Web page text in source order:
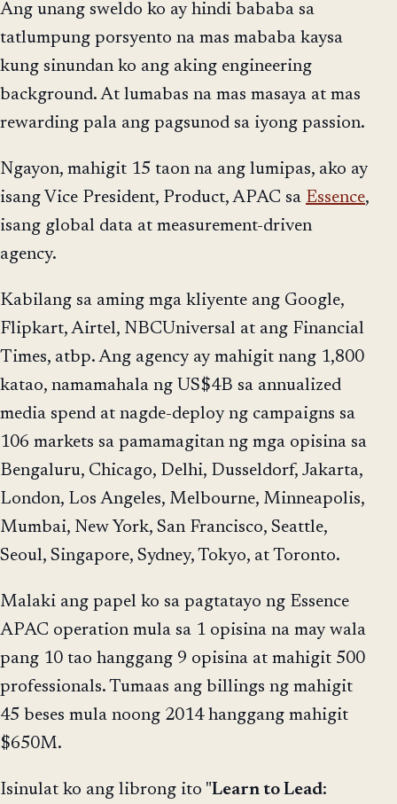
Ang unang sweldo ko ay hindi bababa sa
tatlumpung porsyento na mas mababa kaysa
kung sinundan ko ang aking engineering
background. At lumabas na mas masaya at mas
rewarding pala ang pagsunod sa iyong passion.
Ngayon, mahigit 15 taon na ang lumipas, ako ay
isang Vice President, Product, APAC sa Essence,
isang global data at measurement-driven
agency.
Kabilang sa aming mga kliyente ang Google,
Flipkart, Airtel, NBCUniversal at ang Financial
Times, atbp. Ang agency ay mahigit nang 1,800
katao, namamahala ng US$4B sa annualized
media spend at nagde-deploy ng campaigns sa
106 markets sa pamamagitan ng mga opisina sa
Bengaluru, Chicago, Delhi, Dusseldorf, Jakarta,
London, Los Angeles, Melbourne, Minneapolis,
Mumbai, New York, San Francisco, Seattle,
Seoul, Singapore, Sydney, Tokyo, at Toronto.
Malaki ang papel ko sa pagtatayo ng Essence
APAC operation mula sa 1 opisina na may wala
pang 10 tao hanggang 9 opisina at mahigit 500
professionals. Tumaas ang billings ng mahigit
45 beses mula noong 2014 hanggang mahigit
$650M.
Isinulat ko ang librong ito "Learn to Lead: